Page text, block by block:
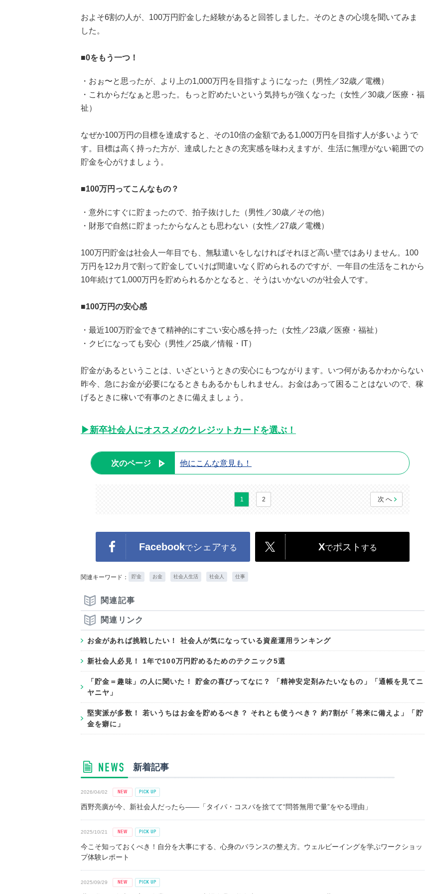
およそ6割の人が、100万円貯金した経験があると回答しました。そのときの心境を聞いてみま
した。
■0をもう一つ！
・おぉ〜と思ったが、より上の1,000万円を目指すようになった（男性／32歳／電機）
・これからだなぁと思った。もっと貯めたいという気持ちが強くなった（女性／30歳／医療・福
祉）
なぜか100万円の目標を達成すると、その10倍の金額である1,000万円を目指す人が多いようで
す。目標は高く持った方が、達成したときの充実感を味わえますが、生活に無理がない範囲での
貯金を心がけましょう。
■100万円ってこんなもの？
・意外にすぐに貯まったので、拍子抜けした（男性／30歳／その他）
・財形で自然に貯まったからなんとも思わない（女性／27歳／電機）
100万円貯金は社会人一年目でも、無駄遣いをしなければそれほど高い壁ではありません。100
万円を12カ月で割って貯金していけば間違いなく貯められるのですが、一年目の生活をこれから
10年続けて1,000万円を貯められるかとなると、そうはいかないのが社会人です。
■100万円の安心感
・最近100万貯金できて精神的にすごい安心感を持った（女性／23歳／医療・福祉）
・クビになっても安心（男性／25歳／情報・IT）
貯金があるということは、いざというときの安心にもつながります。いつ何があるかわからない
昨今、急にお金が必要になるときもあるかもしれません。お金はあって困ることはないので、稼
げるときに稼いで有事のときに備えましょう。
▶新卒社会人にオススメのクレジットカードを選ぶ！
次のページ 他にこんな意見も！
1 2 次へ
Facebookでシェアする Xでポスト する
関連キーワード： 貯金 お金 社会人生活 社会人 仕事
関連記事
関連リンク
お金があれば挑戦したい！ 社会人が気になっている資産運用ランキング
新社会人必見！ 1年で100万円貯めるためのテクニック5選
「貯金＝趣味」の人に聞いた！ 貯金の喜びってなに？ 「精神安定剤みたいなもの」「通帳を見てニ
ヤニヤ」
堅実派が多数！ 若いうちはお金を貯めるべき？ それとも使うべき？ 約7割が「将来に備えよ」「貯
金を癖に」
新着記事
2026/04/02
西野亮廣が今、新社会人だったら――「タイパ・コスパを捨てて“問答無用で量”をやる理由」
2025/10/21
今こそ知っておくべき！自分を大事にする、心身のバランスの整え方。ウェルビーイングを学ぶワークショッ
プ体験レポート
2025/09/29